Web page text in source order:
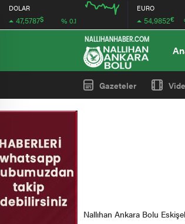
DOLAR
47,5787$ % 0.1
12:00
EURO
54,9852€
Gazeteler
Nallıhan Ankara Bolu